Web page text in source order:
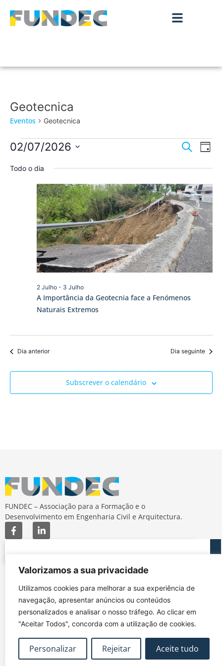
Valorizamos a sua privacidade
Utilizamos cookies para melhorar a sua experiência de
navegação, apresentar anúncios ou conteúdos
personalizados e analisar o nosso tráfego. Ao clicar em
"Aceitar Todos", concorda com a utilização de cookies.
Personalizar Rejeitar Aceite tudo
Geotecnica
Eventos Geotecnica
de
e
de
Pesquisar
de
Dia
02/07/2026
a
data.
Todo o dia
A Importância da Geotecnia face a Fenómenos
Naturais Extremos
2 Julho- 3 Julho
Dia anterior Dia seguinte
Subscrever o calendário
FUNDEC – Associação para a Formação e o
Desenvolvimento em Engenharia Civil e Arquitectura.
MAPA DO SITE
Subscrever Newsletter
Contactos
Google Maps
CONTACTOS
fundec@tecnico.ulisboa.pt
FUNDEC - IST - DECivil
Av. Rovisco Pais, 1049-
001 Lisboa
Política de Privacidade Contacte-nos
Livro de
Reclamações|Termos e Condições